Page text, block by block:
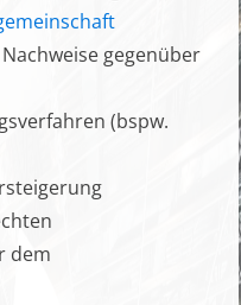
gegenüber
(bspw.
dem